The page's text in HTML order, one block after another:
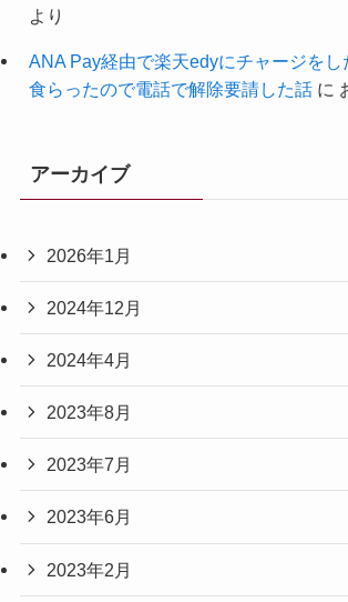
より
ANA Pay経由で楽天edyにチャージをし
食らったので電話で解除要請した話に
アーカイブ
2026年1月
2024年12月
2024年4月
2023年8月
2023年7月
2023年6月
2023年2月